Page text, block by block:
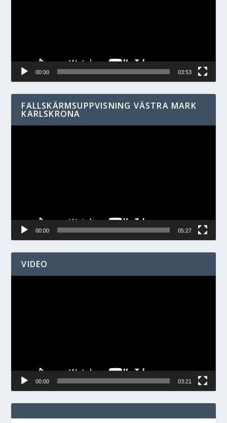
00:00 03:53
FALLSKÄRMSUPPVISNING VÄSTRA MARK
KARLSKRONA
00:00 05:27
VIDEO
00:00 03:21